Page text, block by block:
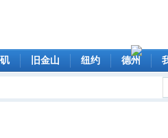
旧金山 纽约 德州